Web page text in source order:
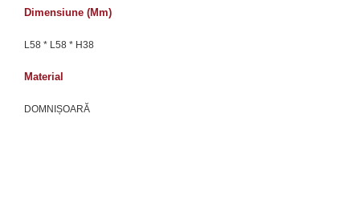
Dimensiune (mm)
L58 * L58 * H38
Material
DOMNIȘOARĂ